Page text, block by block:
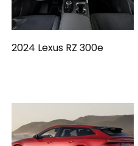
2024 Lexus RZ 300e